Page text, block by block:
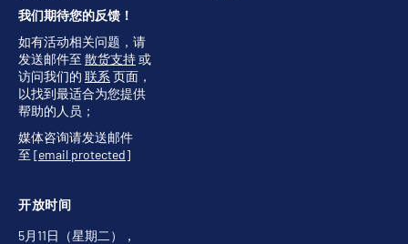
开放时间
5月11日（星期二），
我们期待您的反馈！
如有活动相关问题，请
发送邮件至 散货支持或
访问我们的 联系 页面，
以找到最适合为您提供
帮助的人员；
媒体咨询请发送邮件
至 [email protected]